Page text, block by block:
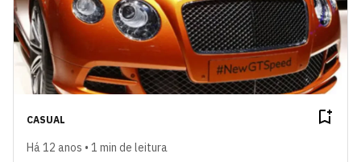
CASUAL
Há 12 anos • 1 min de leitura